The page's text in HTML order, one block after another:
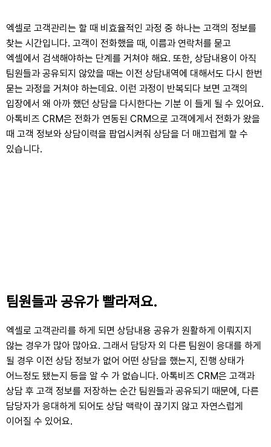
엑셀로 고객관리는 할 때 비효율적인 과정 중 하나는 고객의 정보를
찾는 시간입니다. 고객이 전화했을 때, 이름과 연락처를 묻고
엑셀에서 검색해야하는 단계를 거쳐야 해요. 또한, 상담내용이 아직
팀원들과 공유되지 않았을 때는 이전 상담내역에 대해서도 다시 한번
묻는 과정을 거쳐야 하는데요. 이런 과정이 반복되다 보면 고객의
입장에서 왜 아까 했던 상담을 다시한다는 기분 이 들게 될 수 있어요.
아톡비즈 CRM은 전화가 연동된 CRM으로 고객에게서 전화가 왔을
때 고객 정보와 상담이력을 팝업시켜줘 상담을 더 매끄럽게 할 수
있습니다.
팀원들과 공유가 빨라져요.
엑셀로 고객관리를 하게 되면 상담내용 공유가 원활하게 이뤄지지
않는 경우가 많아 많아요. 그래서 담당자 외 다른 팀원이 응대를 하게
될 경우 이전 상담 정보가 없어 어떤 상담을 했는지, 진행 상태가
어느정도 됐는지 등을 알 수 가 없습니다. 아톡비즈 CRM은 고객과
상담 후 고객 정보를 저장하는 순간 팀원들과 공유되기 때문에, 다른
담당자가 응대하게 되어도 상담 맥락이 끊기지 않고 자연스럽게
이어질 수 있어요.